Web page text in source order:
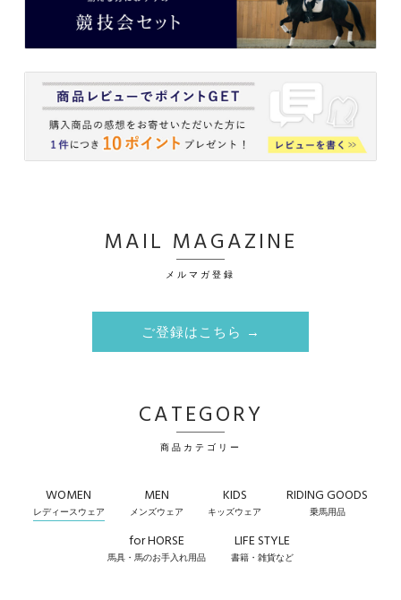
MAIL MAGAZINE
メルマガ登録
ご登録はこちら →
CATEGORY
商品カテゴリー
WOMEN
レディースウェア
MEN
メンズウェア
KIDS
キッズウェア
RIDING GOODS
乗馬用品
for HORSE
馬具・馬のお手入れ用品
LIFE STYLE
書籍・雑貨など